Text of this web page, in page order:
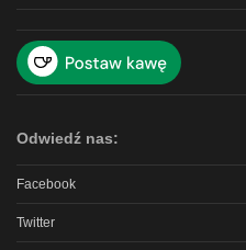
Odwiedź nas:
Facebook
Twitter